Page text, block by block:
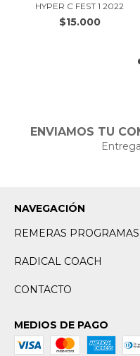
HYPER C FEST 1 2022
$15.000
ENVIAMOS TU
NAVEGACIÓN
REMERAS PROGRAMAS
RADICAL COACH
CONTACTO
MEDIOS DE PAGO